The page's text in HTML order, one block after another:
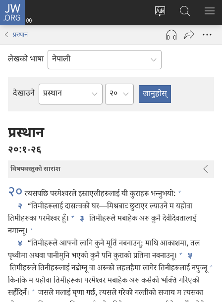
JW.ORG
वेब
साइटको
भाषा
परिवर्तन
गर्ने
प्रवेश
(ब्राउजरको
ट्याबमा
नयाँ
JW.ORG
मा
खोज्नुहोस्‌
मेनु
प्रस्थान
लेखको भाषा
देखाउने
बाइबलको
अध्याय
प्रस्थान
२०:१-२६
विषयवस्तुको सारांश
२० त्यसपछि परमेश्‍वरले इस्राएलीहरूलाई यी कुराहरू भन्‍नुभयो: +
२ “तिमीहरूलाई दासत्वको घर—मिश्रबाट छुटाएर ल्याउने म यहोवा
तिमीहरूका परमेश्‍वर हुँ। + ३ तिमीहरूले मबाहेक अरू कुनै देवीदेवतालाई
नमान्‍नू। +
४ “तिमीहरूले आफ्नो लागि कुनै मूर्ति नबनाउनू; माथि आकाशमा, तल
पृथ्वीमा अथवा पानीमुनि भएको कुनै पनि कुराको प्रतिमा नबनाउनू। + ५
तिमीहरूले तिनीहरूलाई नढोग्नू वा अरूको लहलहैमा लागेर तिनीहरूलाई नपुज्नू +
किनकि म यहोवा तिमीहरूका परमेश्‍वर मबाहेक अरू कसैको भक्‍ति गरिएको
सहँदिनँ। + जसले मलाई घृणा गर्छ, त्यसले गरेको गल्तीको सजाय म त्यसका